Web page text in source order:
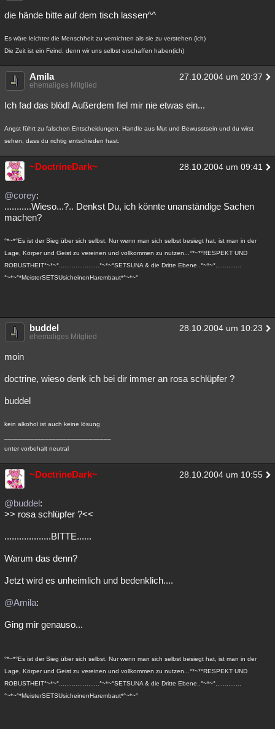
die hände bitte auf dem tisch lassen^^
Es wäre leichter die Menschheit zu vernichten als sie zu verstehen (ich)
Die Zeit ist ein Feind, denn wir uns selbst erschaffen haben(ich)
Amila 27.10.2004 um 20:37
ehemaliges Mitglied
Ich fad das blöd! Außerdem fiel mir nie etwas ein...
Angst führt zu falschen Entscheidungen. Handle aus Mut und Bewusstsein und du wirst
sehen, dass du richtig entschieden hast.
~DoctrineDark~ 28.10.2004 um 09:41
@corey:
...........Wieso...?.. Denkst Du, ich könnte unanständige Sachen
machen?
°*~*°Es ist der Sieg über sich selbst. Nur wenn man sich selbst besiegt hat, ist man in der
Lage, Körper und Geist zu vereinen und vollkommen zu nutzen...°*~*°RESPEKT UND
ROBUSTHEIT°~*~°......................°~*~°SETSUNA & die Dritte Ebene..°~*~°..............
°~*~°*MeisterSETSUsicheinenHarembaut*°~*~°
buddel 28.10.2004 um 10:23
ehemaliges Mitglied
moin
doctrine, wieso denk ich bei dir immer an rosa schlüpfer ?
buddel
kein alkohol ist auch keine lösung
unter vorbehalt neutral
~DoctrineDark~ 28.10.2004 um 10:55
@buddel:
>> rosa schlüpfer ?<<
...................BITTE......
Warum das denn?
Jetzt wird es unheimlich und bedenklich....
@Amila:
Ging mir genauso...
°*~*°Es ist der Sieg über sich selbst. Nur wenn man sich selbst besiegt hat, ist man in der
Lage, Körper und Geist zu vereinen und vollkommen zu nutzen...°*~*°RESPEKT UND
ROBUSTHEIT°~*~°......................°~*~°SETSUNA & die Dritte Ebene..°~*~°..............
°~*~°*MeisterSETSUsicheinenHarembaut*°~*~°